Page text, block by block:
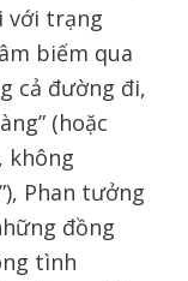
với trạng
biếm qua
cả đường đi,
(hoặc
không
Phan tưởng
đồng
tình